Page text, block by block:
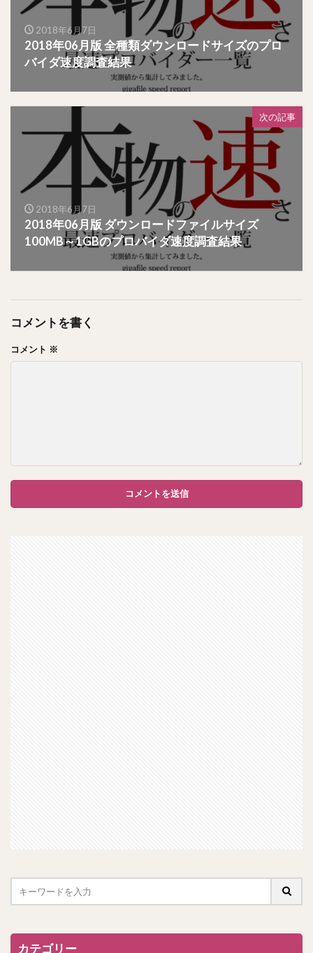
2018年6月7日
2018年06月版 全種類ダウンロードサイズのプロ
バイダ速度調査結果
次の記事
2018年6月7日
2018年06月版 ダウンロードファイルサイズ
100MB～1GBのプロバイダ速度調査結果
コメントを書く
コメント ※
カテゴリー